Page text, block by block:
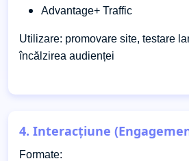
Advantage+ Traffic
Utilizare: promovare site, testare
încălzirea audienței
4. Interacțiune
Formate: